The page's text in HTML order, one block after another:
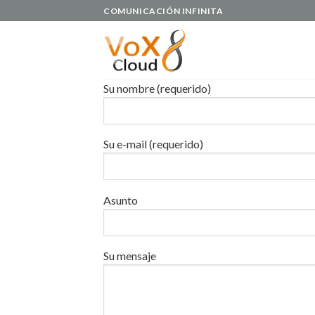
to
COMUNICACIÓN INFINITA
Su nombre (requerido)
Su e-mail (requerido)
Asunto
Su mensaje